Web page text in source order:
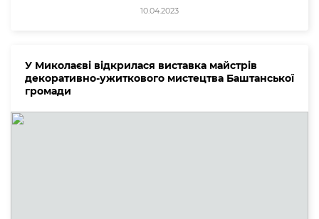
10.04.2023
У Миколаєві відкрилася виставка майстрів
декоративно-ужиткового мистецтва Баштанської
громади